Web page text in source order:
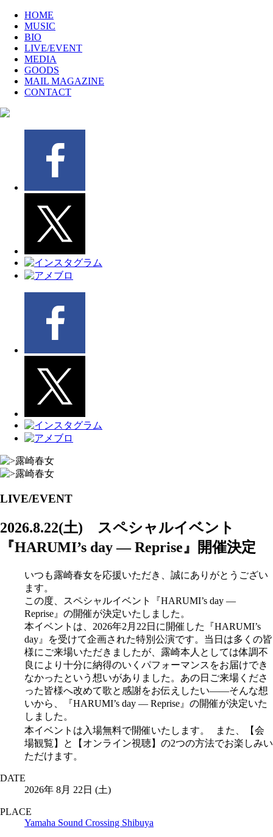
HOME
MUSIC
BIO
LIVE/EVENT
MEDIA
GOODS
MAIL MAGAZINE
CONTACT
LIVE/EVENT
2026.8.22(土) スペシャルイベント
『HARUMI’s day ― Reprise』開催決定
いつも露崎春女を応援いただき、誠にありがとうござい
ます。
この度、スペシャルイベント『HARUMI’s day ―
Reprise』の開催が決定いたしました。
本イベントは、2026年2月22日に開催した『HARUMI’s
day』を受けて企画された特別公演です。当日は多くの皆
様にご来場いただきましたが、露崎本人としては体調不
良により十分に納得のいくパフォーマンスをお届けでき
なかったという想いがありました。あの日ご来場くださ
った皆様へ改めて歌と感謝をお伝えしたい――そんな想
いから、『HARUMI’s day ― Reprise』の開催が決定いた
しました。
本イベントは入場無料で開催いたします。 また、【会
場観覧】と【オンライン視聴】の2つの方法でお楽しみい
ただけます。
DATE
2026年 8月 22日 (土)
PLACE
Yamaha Sound Crossing Shibuya